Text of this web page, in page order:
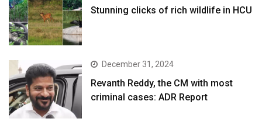
Stunning clicks of rich wildlife in HCU
December 31, 2024
Revanth Reddy, the CM with most
criminal cases: ADR Report